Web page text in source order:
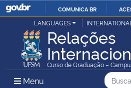
IR
PARA
O
COMUNICA BR
Ministério da Justiça e Segurança Pública
Ministério da Defesa
LANGUAGES INTERNATIONAL
Relações
Curso de Graduação –
Menu Menu Principal do Sítio
Busca: